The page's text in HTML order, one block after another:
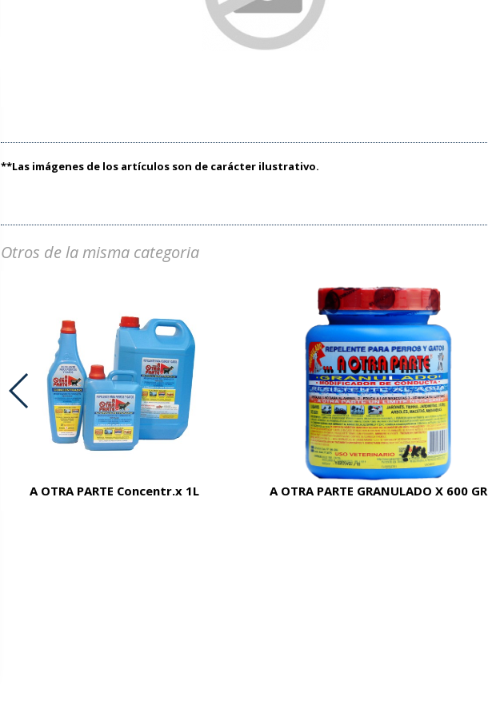
**Las imágenes de los artículos son de carácter ilustrativo.
Otros de la misma categoria
A OTRA PARTE Concentr.x 1L A OTRA PARTE GRANULADO X 600 GR